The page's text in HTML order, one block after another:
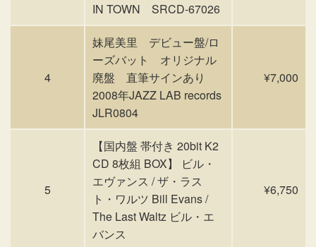
IN TOWN SRCD-67026
4
妹尾美里 デビュー盤/ロ
ーズバット オリジナル
廃盤 直筆サインあり
2008年JAZZ LAB records
JLR0804
¥7,000
5
【国内盤 帯付き 20bit K2
CD 8枚組 BOX】 ビル・
エヴァンス / ザ・ラス
ト・ワルツ Bill Evans /
The Last Waltz ビル・エ
バンス
¥6,750